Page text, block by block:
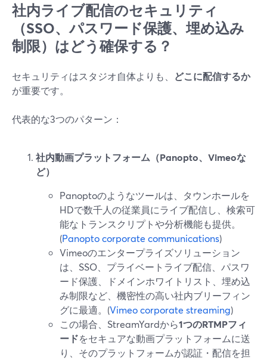
社内ライブ配信のセキュリティ
（SSO、パスワード保護、埋め込み
制限）はどう確保する？
セキュリティはスタジオ自体よりも、 どこに配信するか
が重要です。
代表的な3つのパターン：
社内動画プラットフォーム（Panopto、Vimeoな
ど）
Panoptoのようなツールは、タウンホールを
HDで数千人の従業員にライブ配信し、検索可
能なトランスクリプトや分析機能も提供。
(Panopto corporate communications)
Vimeoのエンタープライズソリューション
は、SSO、プライベートライブ配信、パスワ
ード保護、ドメインホワイトリスト、埋め込
み制限など、機密性の高い社内ブリーフィン
グに最適。(Vimeo corporate streaming)
この場合、StreamYardから1つのRTMPフィ
ードをセキュアな動画プラットフォームに送
り、そのプラットフォームが認証・配信を担